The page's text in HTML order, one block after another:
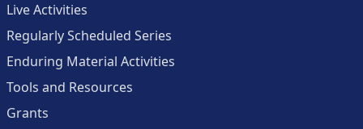
Live Activities
Regularly Scheduled Series
Enduring Material Activities
Tools and Resources
Grants